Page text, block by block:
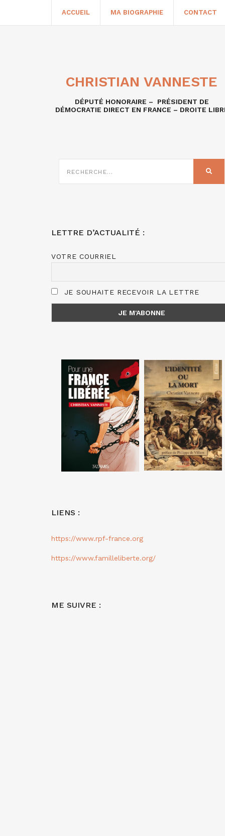
ACCUEIL MA BIOGRAPHIE CONTACT
CHRISTIAN VANNESTE
DÉPUTÉ HONORAIRE – PRÉSIDENT DE
DÉMOCRATIE DIRECT EN FRANCE – DROITE
SUR
LETTRE D’ACTUALITÉ :
VOTRE COURRIEL
JE SOUHAITE RECEVOIR LA LETTRE
LIENS :
https://www.rpf-france.org
https://www.familleliberte.org/
ME SUIVRE :